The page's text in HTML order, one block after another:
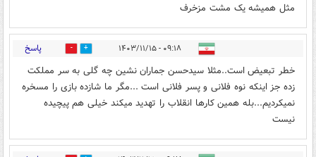
مثل همیشه یک مشت مزخرف
۰۹:۱۸ - ۱۴۰۳/۱۱/۱۵ 3 پاسخ
خطر تبعیض است..مثلا سیدحسن جماران نشین چه گلی به سر مملکت
زده جز اینکه نوه فلانی و پسر فلانی است ...مگر ما شازده بازی را مسخره
نمیکردیم...بله همین کارها انقلاب را تهدید میکند خیلی هم پیچیده
نیست